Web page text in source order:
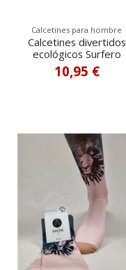
Calcetines para hombre
Calcetines divertidos
ecológicos Surfero
10,95 €